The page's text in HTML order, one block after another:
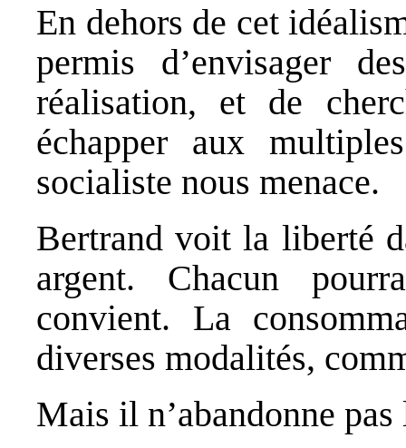
En dehors de cet
permis d’envisager
réalisation, et de
échapper aux
socialiste nous menace.
Bertrand voit la liberté
argent. Chacun
convient. La
diverses modalités,
Mais il n’abandonne